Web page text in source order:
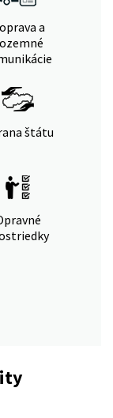
a
štátu